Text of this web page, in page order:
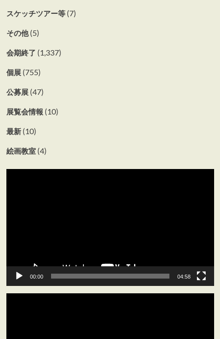
スケッチツアー等(7)
その他(5)
会期終了 (1,337)
個展(755)
公募展(47)
展覧会情報 (10)
最新(10)
絵画教室(4)
00:00 04:58